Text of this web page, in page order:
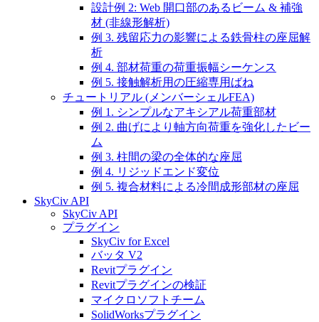
設計例 2: Web 開口部のあるビーム & 補強
材 (非線形解析)
例 3. 残留応力の影響による鉄骨柱の座屈解
析
例 4. 部材荷重の荷重振幅シーケンス
例 5. 接触解析用の圧縮専用ばね
チュートリアル (メンバーシェルFEA)
例 1. シンプルなアキシアル荷重部材
例 2. 曲げにより軸方向荷重を強化したビー
ム
例 3. 柱間の梁の全体的な座屈
例 4. リジッドエンド変位
例 5. 複合材料による冷間成形部材の座屈
SkyCiv API
SkyCiv API
プラグイン
SkyCiv for Excel
バッタ V2
Revitプラグイン
Revitプラグインの検証
マイクロソフトチーム
SolidWorksプラグイン